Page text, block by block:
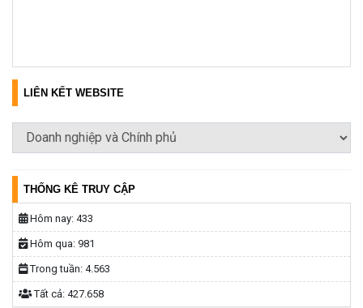
LIÊN KẾT WEBSITE
THỐNG KÊ TRUY CẬP
Hôm nay: 433
Hôm qua: 981
Trong tuần: 4.563
Tất cả: 427.658